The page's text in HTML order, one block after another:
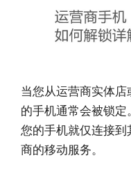
当您从运营商实体
的手机通常会被锁
您的手机就仅连接
商的移动服务。